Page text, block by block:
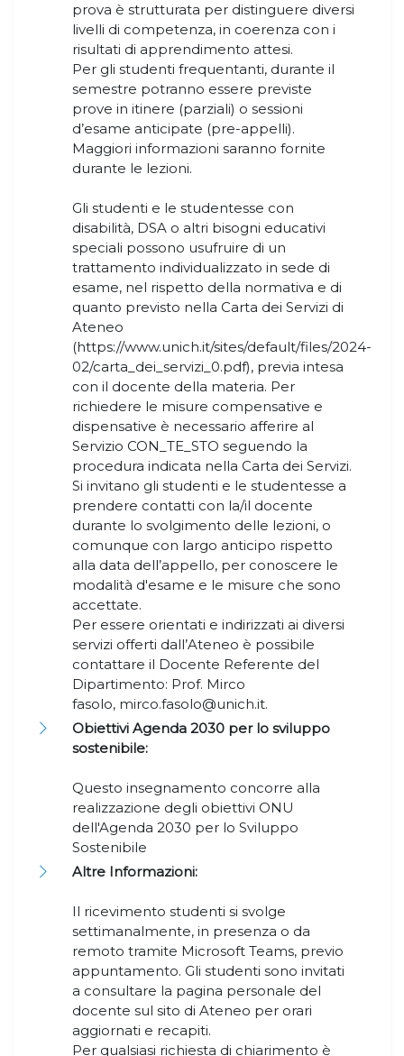
prova è strutturata per distinguere diversi
livelli di competenza, in coerenza con i
risultati di apprendimento attesi.
Per gli studenti frequentanti, durante il
semestre potranno essere previste
prove in itinere (parziali) o sessioni
d’esame anticipate (pre-appelli).
Maggiori informazioni saranno fornite
durante le lezioni.​​​​​​​
Gli studenti e le studentesse con
disabilità, DSA o altri bisogni educativi
speciali possono usufruire di un
trattamento individualizzato in sede di
esame, nel rispetto della normativa e di
quanto previsto nella Carta dei Servizi di
Ateneo
(https://www.unich.it/sites/default/files/2024-
02/carta_dei_servizi_0.pdf), previa intesa
con il docente della materia. Per
richiedere le misure compensative e
dispensative è necessario afferire al
Servizio CON_TE_STO seguendo la
procedura indicata nella Carta dei Servizi.
Si invitano gli studenti e le studentesse a
prendere contatti con la/il docente
durante lo svolgimento delle lezioni, o
comunque con largo anticipo rispetto
alla data dell’appello, per conoscere le
modalità d'esame e le misure che sono
accettate.
Per essere orientati e indirizzati ai diversi
servizi offerti dall’Ateneo è possibile
contattare il Docente Referente del
Dipartimento: Prof. Mirco
fasolo, mirco.fasolo@unich.it.
Obiettivi Agenda 2030 per lo sviluppo
sostenibile:
Questo insegnamento concorre alla
realizzazione degli obiettivi ONU
dell'Agenda 2030 per lo Sviluppo
Sostenibile
Altre Informazioni:
Il ricevimento studenti si svolge
settimanalmente, in presenza o da
remoto tramite Microsoft Teams, previo
appuntamento. Gli studenti sono invitati
a consultare la pagina personale del
docente sul sito di Ateneo per orari
aggiornati e recapiti.
Per qualsiasi richiesta di chiarimento è